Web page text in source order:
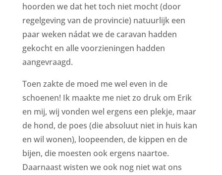
hoorden we dat het toch niet mocht (door
regelgeving van de provincie) natuurlijk een
paar weken nádat we de caravan hadden
gekocht en alle voorzieningen hadden
aangevraagd.
Toen zakte de moed me wel even in de
schoenen! Ik maakte me niet zo druk om Erik
en mij, wij vonden wel ergens een plekje, maar
de hond, de poes (die absoluut niet in huis kan
en wil wonen), loopeenden, de kippen en de
bijen, die moesten ook ergens naartoe.
Daarnaast wisten we ook nog niet wat ons